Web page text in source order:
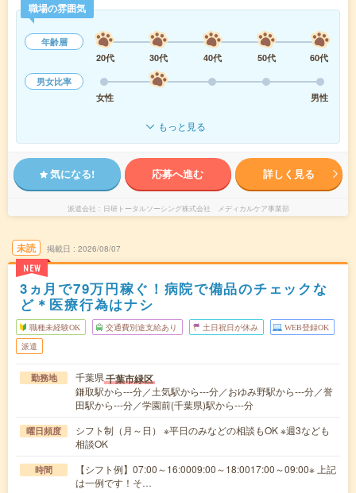
職場の雰囲気
年齢層
20代
30代 40代 50代
60代
男女比率
女性
男性
もっと見る
気になる! 応募へ進む 詳しく見る
派遣会社 日研トータルソーシング株式会社 メディカルケア事業部
未読
NEW
掲載日 2026/08/07
3ヵ月で79万円稼ぐ！病院で備品のチェックな
ど＊医療行為はナシ
職種未経験OK 交通費別途支給あり 土日祝日が休み WEB登録OK
派遣
勤務地 千葉県千葉市緑区
鎌取駅から---分／土気駅から---分／おゆみ野駅から---分／誉
田駅から---分／学園前(千葉県)駅から---分
曜日頻度
シフト制（月～日） ※平日のみなどの相談もOK ※週3なども
相談OK
時間
【シフト例】07:00～16:0009:00～18:0017:00～09:00※ 上記
は一例です！そ…